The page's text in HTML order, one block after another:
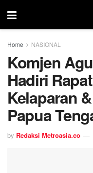
Home NASIONAL
Komjen
Hadiri
Kelaparan
Papua
by Redaksi Metroasia.co